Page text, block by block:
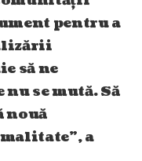
pentru a
să ne
se mută. Să
nouă
a